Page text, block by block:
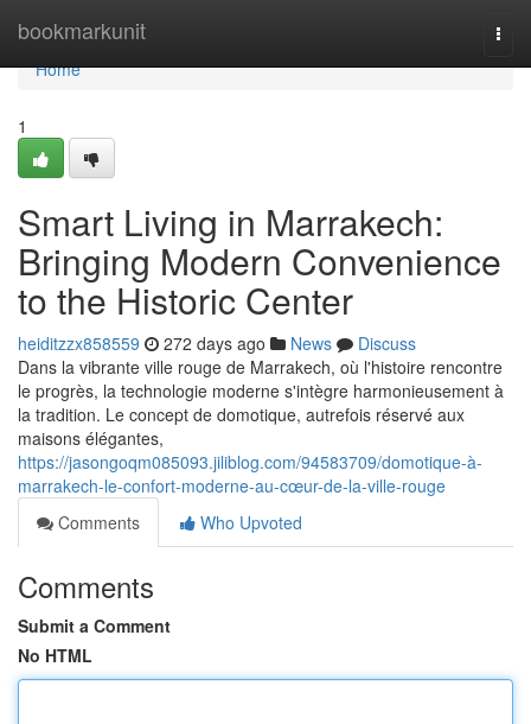
bookmarkunit
Home
Home
1
Smart Living in Marrakech:
Bringing Modern Convenience
to the Historic Center
heiditzzx858559 272 days ago News
Discuss
Dans la vibrante ville rouge de Marrakech, où l'histoire rencontre
le progrès, la technologie moderne s'intègre harmonieusement à
la tradition. Le concept de domotique, autrefois réservé aux
maisons élégantes,
https://jasongoqm085093.jiliblog.com/94583709/domotique-à-
marrakech-le-confort-moderne-au-cœur-de-la-ville-rouge
Comments
Who Upvoted
Comments
Submit a Comment
No HTML